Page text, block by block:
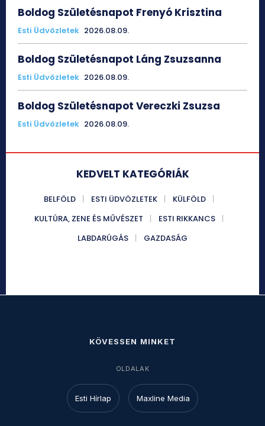
Boldog Születésnapot Frenyó Krisztina
Esti Üdvözletek 2026.08.09.
Boldog Születésnapot Láng Zsuzsanna
Esti Üdvözletek 2026.08.09.
Boldog Születésnapot Vereczki Zsuzsa
Esti Üdvözletek 2026.08.09.
KEDVELT KATEGÓRIÁK
BELFÖLD ESTI ÜDVÖZLETEK
KÜLFÖLD
KULTÚRA, ZENE ÉS MŰVÉSZET
ESTI RIKKANCS
LABDARÚGÁS
GAZDASÁG
KÖVESSEN MINKET
OLDALAK
Esti Hírlap Maxline Media